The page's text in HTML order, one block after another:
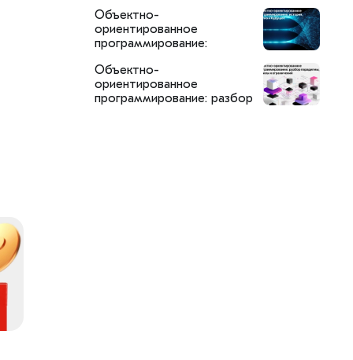
SemanticDB
Объектно-
ориентированное
программирование:
Объектно-
ориентированное
программирование: разбор